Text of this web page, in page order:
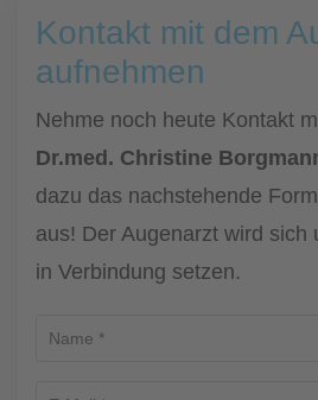
Kontakt mit dem
aufnehmen
Nehme noch heute Kontakt
Dr.med. Christine
dazu das nachstehende
aus! Der Augenarzt wird sich
in Verbindung setzen.